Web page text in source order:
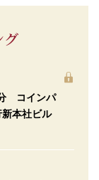
グ
分 コインパ
本社ビル